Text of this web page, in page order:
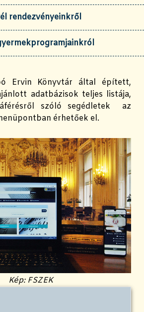
rendezvényeinkről
Ervin Könyvtár által épített,
adatbázisok teljes listája,
szóló segédletek az
érhetőek el.
Kép: FSZEK